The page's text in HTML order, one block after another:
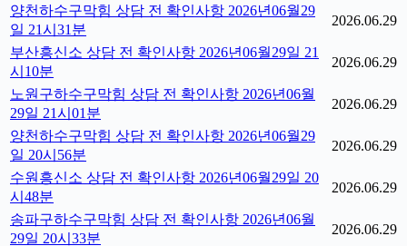
양천하수구막힘 상담 전 확인사항 2026년06월29
일 21시31분
2026.06.29
부산흥신소 상담 전 확인사항 2026년06월29일 21
시10분
2026.06.29
노원구하수구막힘 상담 전 확인사항 2026년06월
29일 21시01분
2026.06.29
양천하수구막힘 상담 전 확인사항 2026년06월29
일 20시56분
2026.06.29
수원흥신소 상담 전 확인사항 2026년06월29일 20
시48분
2026.06.29
송파구하수구막힘 상담 전 확인사항 2026년06월
29일 20시33분
2026.06.29